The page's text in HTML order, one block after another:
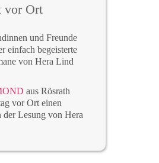
vor Ort
und Freunde
einfach begeisterte
von Hera Lind
aus Rösrath
vor Ort einen
Lesung von Hera